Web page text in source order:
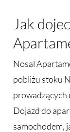
Jak
Nosal
pobliżu stoku
prowadzących
Dojazd do
samochodem,